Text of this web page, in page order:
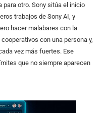
para otro. Sony sitúa el inicio
trabajos de Sony AI, y
hacer malabares con la
con una persona y,
vez más fuertes. Ese
que no siempre aparecen